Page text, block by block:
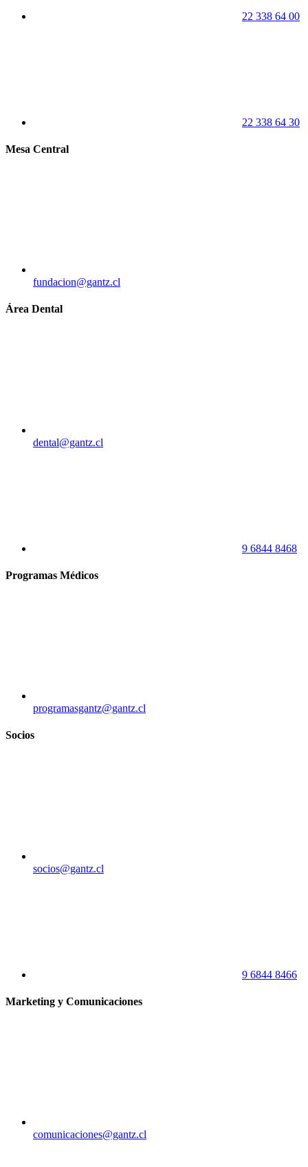
22 338 64 00
22 338 64 30
Mesa Central
fundacion@gantz.cl
Área Dental
dental@gantz.cl
9 6844 8468
Programas Médicos
programasgantz@gantz.cl
Socios
socios@gantz.cl
9 6844 8466
Marketing y Comunicaciones
comunicaciones@gantz.cl